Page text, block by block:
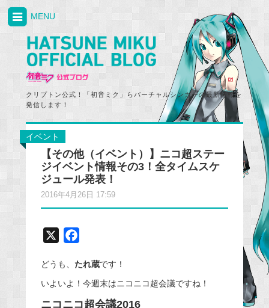
クリプトン公式！「初音ミク」らバーチャルシンガーの最新情報を
発信します！
MENU
イベント
【その他（イベント）】ニコ超ステー
ジイベント情報その3！全タイムスケ
ジュール発表！
2016年4月26日 17:59
c
e
どうも、 たれ蔵です！
いよいよ！今週末はニコニコ超会議ですね！
ニコニコ超会議2016